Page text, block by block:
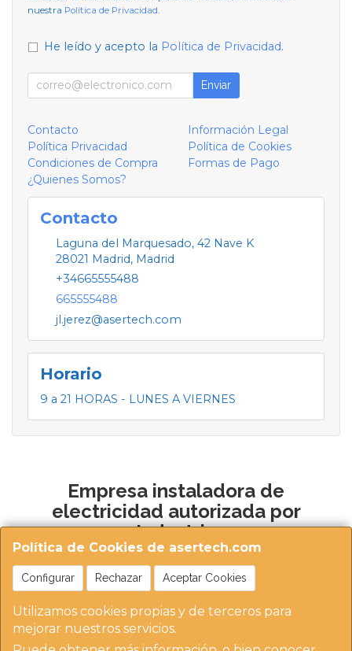
Política de Cookies de asertech.com
Configurar Rechazar Aceptar Cookies
Utilizamos cookies propias y de terceros para
mejorar nuestros servicios.
nuestra Política de Privacidad.
He leído y acepto la Política de Privacidad.
Enviar
Contacto
Información Legal
Política Privacidad
Política de Cookies
Condiciones de Compra
Formas de Pago
¿Quienes Somos?
Contacto
Laguna del Marquesado, 42 Nave K
28021 Madrid, Madrid
+34665555488
665555488
jl.jerez@asertech.com
Horario
9 a 21 HORAS - LUNES A VIERNES
Empresa instaladora de
electricidad autorizada por
Industria